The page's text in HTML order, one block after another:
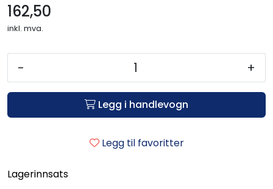
162,50
inkl. mva.
- +
Legg i handlevogn
Legg til favoritter
Lagerinnsats